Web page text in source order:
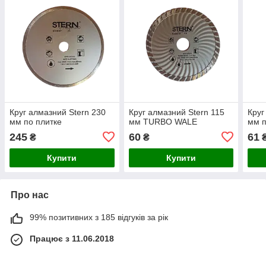
Круг алмазний Stern 230
мм по плитке
245 ₴
Купити
Круг алмазний Stern 115
мм TURBO WALE
60₴
Купити
мм
61
Про нас
99% позитивних з 185 відгуків за рік
Працює з 11.06.2018